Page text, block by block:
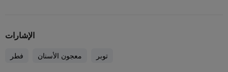
الإشارات
فطر معجون الأسنان توبر